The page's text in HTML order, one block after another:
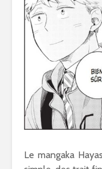
Le mangaka